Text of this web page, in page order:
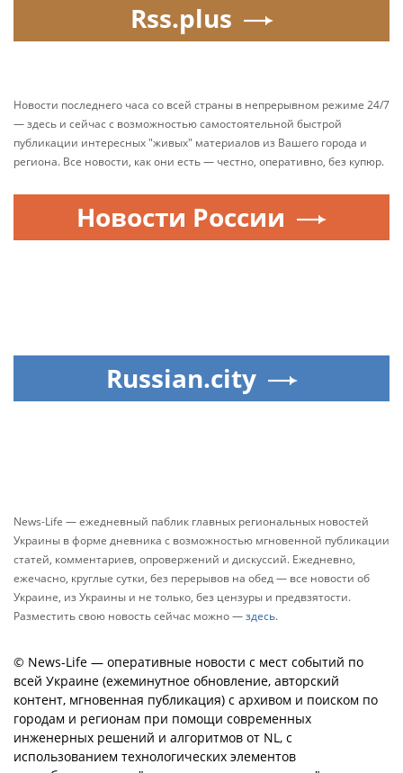
Rss.plus
Новости последнего часа со всей страны в непрерывном режиме 24/7
— здесь и сейчас с возможностью самостоятельной быстрой
публикации интересных "живых" материалов из Вашего города и
региона. Все новости, как они есть — честно, оперативно, без купюр.
Новости России
Russian.city
News-Life — ежедневный паблик главных региональных новостей
Украины в форме дневника с возможностью мгновенной публикации
статей, комментариев, опровержений и дискуссий. Ежедневно,
ежечасно, круглые сутки, без перерывов на обед — все новости об
Украине, из Украины и не только, без цензуры и предвзятости.
Разместить свою новость сейчас можно —здесь.
© News-Life — оперативные новости с мест событий по
всей Украине (ежеминутное обновление, авторский
контент, мгновенная публикация) с архивом и поиском по
городам и регионам при помощи современных
инженерных решений и алгоритмов от NL, с
использованием технологических элементов